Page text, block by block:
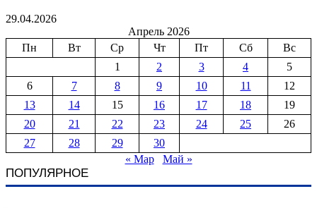
29.04.2026
Апрель 2026
Пн
Вт Ср Чт Пт Сб
Вс
1
2 3 4
5
6
7 8 9 10 11
12
13
14 15 16 17 18
19
20
21 22 23 24 25
26
27
28 29
30
« Мар
Май »
ПОПУЛЯРНОЕ